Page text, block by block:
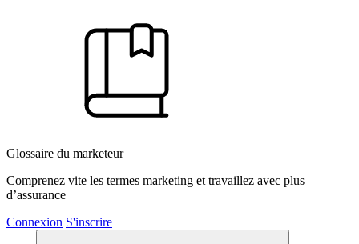
Glossaire du marketeur
Comprenez vite les termes marketing et travaillez avec plus
d’assurance
Connexion S'inscrire